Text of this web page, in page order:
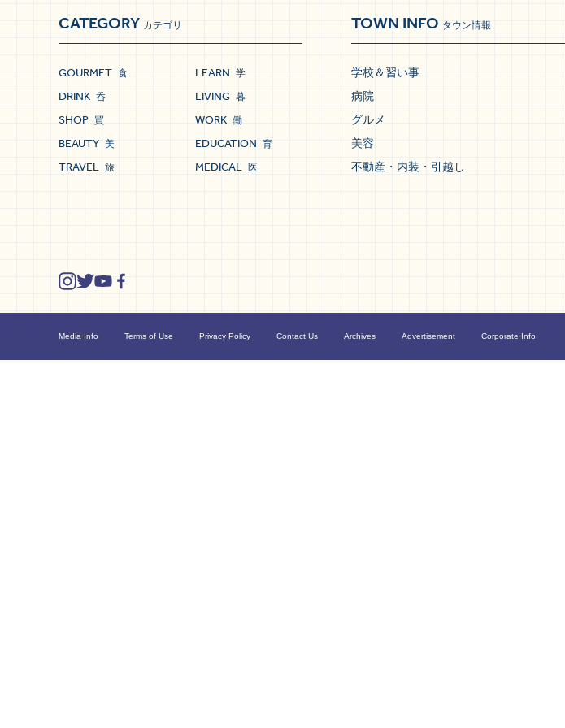
CATEGORY カテゴリ
GOURMET 食
DRINK 呑
SHOP 買
BEAUTY 美
TRAVEL 旅
LEARN 学
LIVING 暮
WORK 働
EDUCATION 育
MEDICAL 医
TOWN INFO タウン情報
学校＆習い事
病院
グルメ
美容
不動産・内装・引越し
Media Info Terms of Use Privacy Policy Contact Us Archives Advertisement Corporate Info